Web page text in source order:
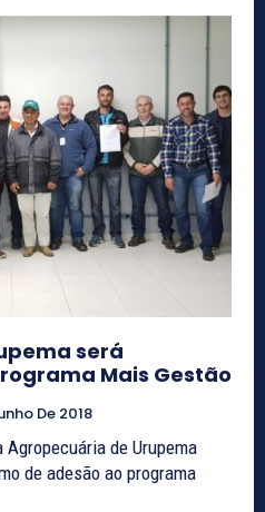
será
Mais Gestão
De 2018
de Urupema
de adesão ao programa